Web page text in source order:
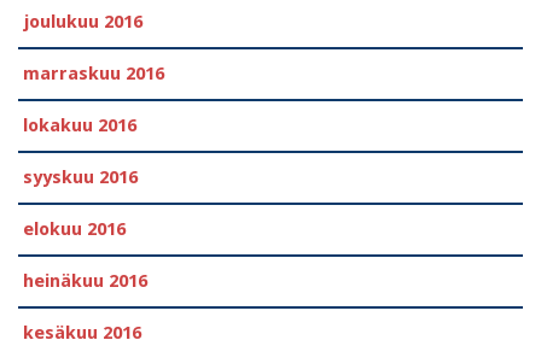
joulukuu 2016
marraskuu 2016
lokakuu 2016
syyskuu 2016
elokuu 2016
heinäkuu 2016
kesäkuu 2016